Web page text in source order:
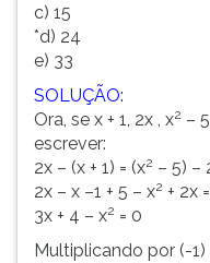
c) 15
*d) 24
e) 33
SOLUÇÃO:
Ora, se x + 1, 2x , x2 –
escrever:
2x – (x + 1) = (x2 – 5) –
2x – x –1 + 5 – x2 + 2x
3x + 4 – x2 = 0
Multiplicando por (-